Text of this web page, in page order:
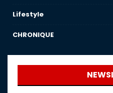
Lifestyle
CHRONIQUE